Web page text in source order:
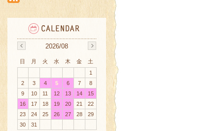
2026/08
日 月 火 水 木 金
土
1
2
3 4 5 6 7
8
9
10 11 12 13 14
15
16
17 18 19 20 21
22
23
24 25 26 27 28
29
30
31